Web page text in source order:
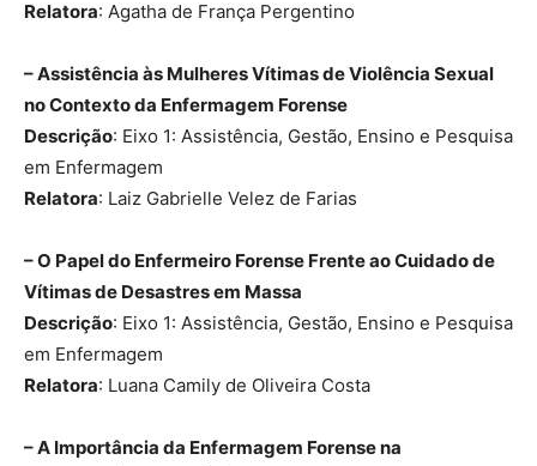
Relatora: Agatha de França Pergentino
– Assistência às Mulheres Vítimas de Violência Sexual
no Contexto da Enfermagem Forense
Descrição: Eixo 1: Assistência, Gestão, Ensino e Pesquisa
em Enfermagem
Relatora: Laiz Gabrielle Velez de Farias
– O Papel do Enfermeiro Forense Frente ao Cuidado de
Vítimas de Desastres em Massa
Descrição: Eixo 1: Assistência, Gestão, Ensino e Pesquisa
em Enfermagem
Relatora: Luana Camily de Oliveira Costa
– A Importância da Enfermagem Forense na